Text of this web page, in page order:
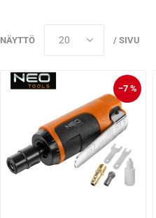
NÄYTTÖ / SIVU
−7 %